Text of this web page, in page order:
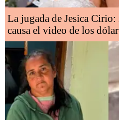
La jugada de Jesica Cirio:
causa el video de los